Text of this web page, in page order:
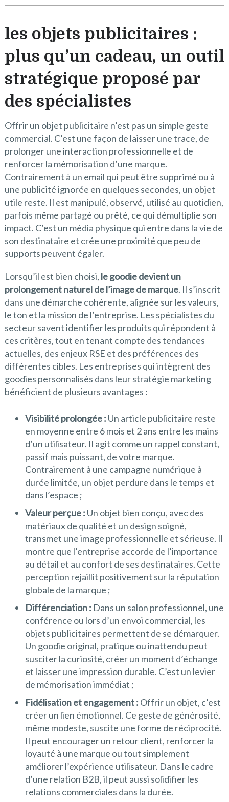
les objets publicitaires :
plus qu’un cadeau, un outil
stratégique proposé par
des spécialistes
Offrir un objet publicitaire n’est pas un simple geste
commercial. C’est une façon de laisser une trace, de
prolonger une interaction professionnelle et de
renforcer la mémorisation d’une marque.
Contrairement à un email qui peut être supprimé ou à
une publicité ignorée en quelques secondes, un objet
utile reste. Il est manipulé, observé, utilisé au quotidien,
parfois même partagé ou prêté, ce qui démultiplie son
impact. C’est un média physique qui entre dans la vie de
son destinataire et crée une proximité que peu de
supports peuvent égaler.
Lorsqu’il est bien choisi, le goodie devient un
prolongement naturel de l’image de marque. Il s’inscrit
dans une démarche cohérente, alignée sur les valeurs,
le ton et la mission de l’entreprise. Les spécialistes du
secteur savent identifier les produits qui répondent à
ces critères, tout en tenant compte des tendances
actuelles, des enjeux RSE et des préférences des
différentes cibles. Les entreprises qui intègrent des
goodies personnalisés dans leur stratégie marketing
bénéficient de plusieurs avantages :
Visibilité prolongée : Un article publicitaire reste
en moyenne entre 6 mois et 2 ans entre les mains
d’un utilisateur. Il agit comme un rappel constant,
passif mais puissant, de votre marque.
Contrairement à une campagne numérique à
durée limitée, un objet perdure dans le temps et
dans l’espace ;
Valeur perçue : Un objet bien conçu, avec des
matériaux de qualité et un design soigné,
transmet une image professionnelle et sérieuse. Il
montre que l’entreprise accorde de l’importance
au détail et au confort de ses destinataires. Cette
perception rejaillit positivement sur la réputation
globale de la marque ;
Différenciation : Dans un salon professionnel, une
conférence ou lors d’un envoi commercial, les
objets publicitaires permettent de se démarquer.
Un goodie original, pratique ou inattendu peut
susciter la curiosité, créer un moment d’échange
et laisser une impression durable. C’est un levier
de mémorisation immédiat ;
Fidélisation et engagement : Offrir un objet, c’est
créer un lien émotionnel. Ce geste de générosité,
même modeste, suscite une forme de réciprocité.
Il peut encourager un retour client, renforcer la
loyauté à une marque ou tout simplement
améliorer l’expérience utilisateur. Dans le cadre
d’une relation B2B, il peut aussi solidifier les
relations commerciales dans la durée.